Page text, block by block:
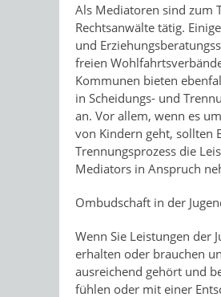
Als Mediatoren sind zum
Rechtsanwälte tätig.
und
freien
Kommunen bieten
in Scheidungs- und
an. Vor allem, wenn es
von Kindern geht, sollten
Trennungsprozess die
Mediators in Anspruch
Ombudschaft in der
Wenn Sie Leistungen der
erhalten oder brauchen
ausreichend gehört und
fühlen oder mit einer